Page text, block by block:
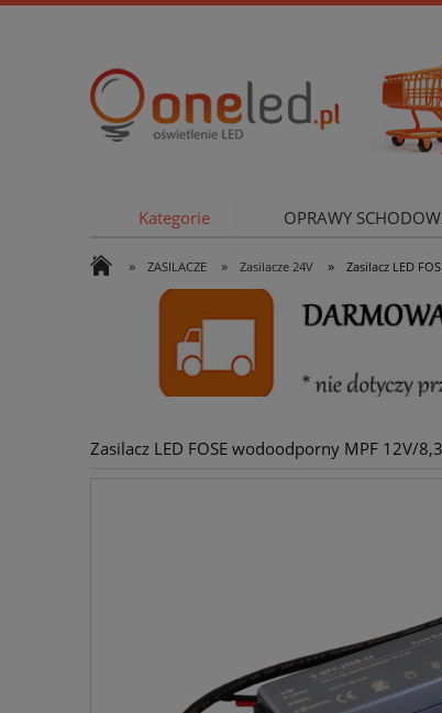
Kategorie OPRAWY
» ZASILACZE » Zasilacze 24V » Zasilacz LED
Zasilacz LED FOSE wodoodporny MPF 12V/